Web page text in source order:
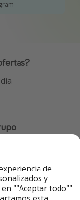
de
y
""Aceptar todo""